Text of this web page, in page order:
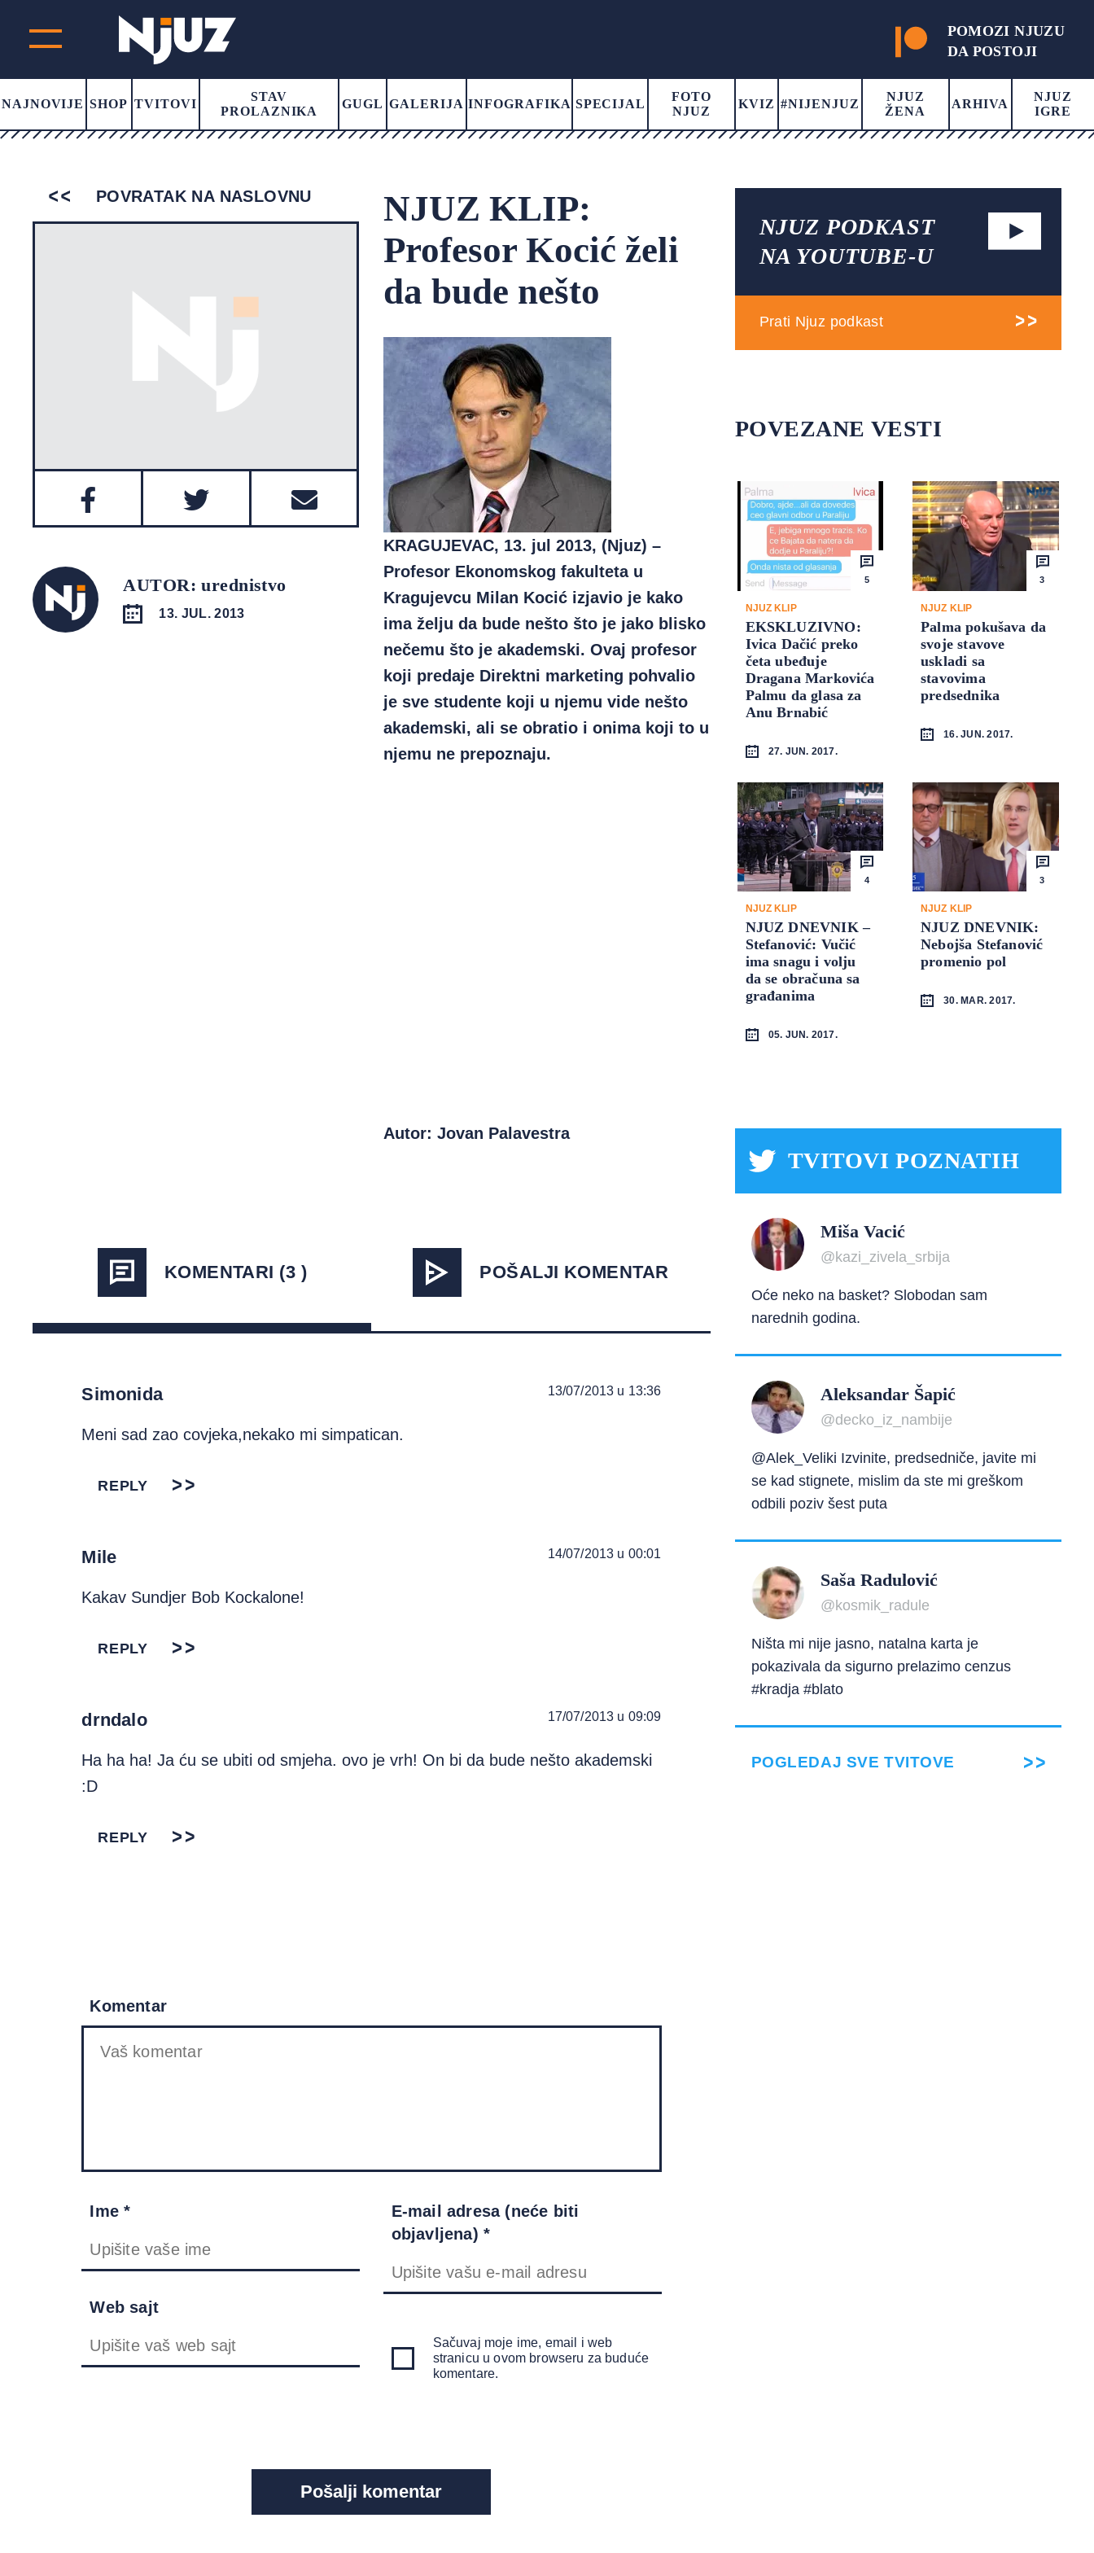
POMOZI NJUZU
DA POSTOJI
NAJNOVIJE SHOP TVITOVI
STAV
PROLAZNIKA
GUGL GALERIJA INFOGRAFIKA SPECIJAL
FOTO
NJUZ
KVIZ #NIJENJUZ
NJUZ
ŽENA
ARHIVA
NJUZ
IGRE
POVRATAK NA NASLOVNU
AUTOR: urednistvo
13. JUL. 2013
NJUZ KLIP:
Profesor Kocić želi
da bude nešto
KRAGUJEVAC, 13. jul 2013, (Njuz) –
Profesor Ekonomskog fakulteta u
Kragujevcu Milan Kocić izjavio je kako
ima želju da bude nešto što je jako blisko
nečemu što je akademski. Ovaj profesor
koji predaje Direktni marketing pohvalio
je sve studente koji u njemu vide nešto
akademski, ali se obratio i onima koji to u
njemu ne prepoznaju.
Autor: Jovan Palavestra
KOMENTARI (3 ) POŠALJI KOMENTAR
Simonida 13/07/2013 u 13:36
Meni sad zao covjeka,nekako mi simpatican.
REPLY
Mile 14/07/2013 u 00:01
Kakav Sundjer Bob Kockalone!
REPLY
drndalo 17/07/2013 u 09:09
Ha ha ha! Ja ću se ubiti od smjeha. ovo je vrh! On bi da bude nešto akademski
:D
REPLY
Komentar
Ime *
E-mail adresa (neće biti
objavljena) *
Web sajt
Sačuvaj moje ime, email i web
stranicu u ovom browseru za buduće
komentare.
NJUZ PODKAST
NA YOUTUBE-U
Prati Njuz podkast
POVEZANE VESTI
5
NJUZ KLIP
EKSKLUZIVNO:
Ivica Dačić preko
četa ubeđuje
Dragana Markovića
Palmu da glasa za
Anu Brnabić
27. JUN. 2017.
3
NJUZ KLIP
Palma pokušava da
svoje stavove
uskladi sa
stavovima
predsednika
16. JUN. 2017.
4
NJUZ KLIP
NJUZ DNEVNIK –
Stefanović: Vučić
ima snagu i volju
da se obračuna sa
građanima
05. JUN. 2017.
3
NJUZ KLIP
NJUZ DNEVNIK:
Nebojša Stefanović
promenio pol
30. MAR. 2017.
TVITOVI POZNATIH
Miša Vacić
@kazi_zivela_srbija
Oće neko na basket? Slobodan sam
narednih godina.
Aleksandar Šapić
@decko_iz_nambije
@Alek_Veliki Izvinite, predsedniče, javite mi
se kad stignete, mislim da ste mi greškom
odbili poziv šest puta
Saša Radulović
@kosmik_radule
Ništa mi nije jasno, natalna karta je
pokazivala da sigurno prelazimo cenzus
#kradja #blato
POGLEDAJ SVE TVITOVE